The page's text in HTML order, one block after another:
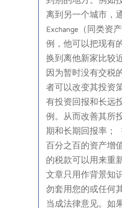
离到另一个城市，
Exchange（同类资
例，他可以把现有
换到离他新家比较
因为暂时没有交税
者可以改变其投资
有投资回报和长远
例。从而改善其所
期和长期回报率；
百分之百的资产增
的税款可以用来
文章只用作背景知
勿套用您的或任何